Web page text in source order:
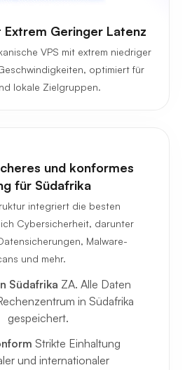
Extrem Geringer Latenz
VPS mit extrem niedriger
optimiert für
lokale Zielgruppen.
und konformes
für Südafrika
integriert die besten
Cybersicherheit, darunter
Malware-
und mehr.
Südafrika ZA. Alle Daten
in Südafrika
gespeichert.
Strikte Einhaltung
und internationaler